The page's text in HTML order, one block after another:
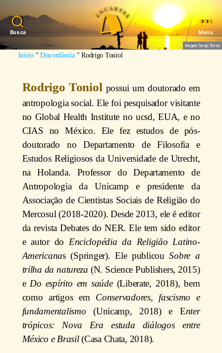
Busca Menu
Imagem: Sergio Torres
Início"Discordância"Rodrigo Toniol
Rodrigo Toniol possui um doutorado em
antropologia social. Ele foi pesquisador visitante
no Global Health Institute no ucsd, EUA, e no
CIAS no México. Ele fez estudos de pós-
doutorado no Departamento de Filosofia e
Estudos Religiosos da Universidade de Utrecht,
na Holanda. Professor do Departamento de
Antropologia da Unicamp e presidente da
Associação de Cientistas Sociais de Religião do
Mercosul (2018-2020). Desde 2013, ele é editor
da revista Debates do NER. Ele tem sido editor
e autor do Enciclopédia da Religião Latino-
Americanas (Springer). Ele publicouSobre a
trilha da natureza (N. Science Publishers, 2015)
e Do espírito em saúde(Liberate, 2018), bem
como artigos em Conservadores, fascismo e
fundamentalismo (Unicamp, 2018) e Enter
trópicos: Nova Era estuda diálogos entre
México e Brasil(Casa Chata, 2018).